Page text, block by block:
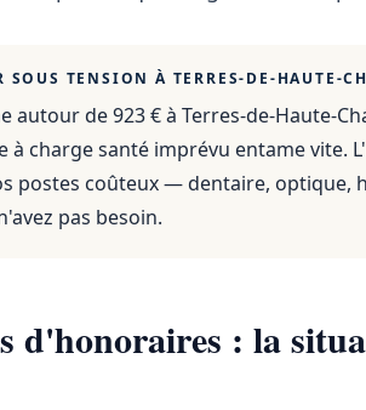
SOUS TENSION À TERRES-DE-HAUTE-
autour de 923 €à Terres-de-Haute-
à charge santé imprévu entame vite.
postes coûteux — dentaire, optique,
pas besoin.
d'honoraires : la